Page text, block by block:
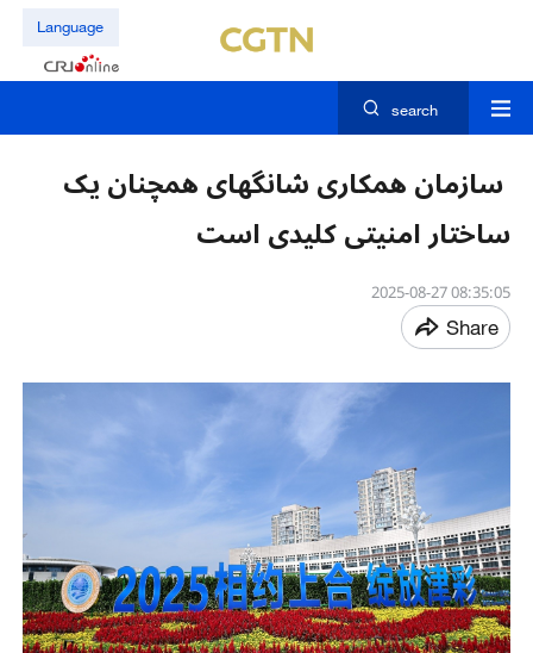
Language
search
سازمان همکاری شانگهای همچنان یک
ساختار امنیتی کلیدی است
08:35:05 2025-08-27
Share